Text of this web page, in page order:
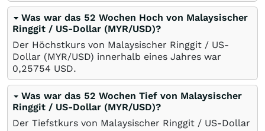
Was war das 52 Wochen Hoch von Malaysischer
Ringgit / US-Dollar (MYR/USD)?
Der Höchstkurs von Malaysischer Ringgit / US-
Dollar (MYR/USD) innerhalb eines Jahres war
0,25754 USD.
Was war das 52 Wochen Tief von Malaysischer
Ringgit / US-Dollar (MYR/USD)?
Der Tiefstkurs von Malaysischer Ringgit / US-Dollar